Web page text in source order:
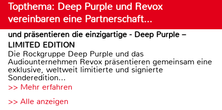
Topthema: Deep Purple und Revox
vereinbaren eine Partnerschaft…
und präsentieren die einzigartige - Deep Purple –
LIMITED EDITION
Die Rockgruppe Deep Purple und das
Audiounternehmen Revox präsentieren gemeinsam eine
exklusive, weltweit limitierte und signierte
Sonderedition...
>> Mehr erfahren
>> Alle anzeigen